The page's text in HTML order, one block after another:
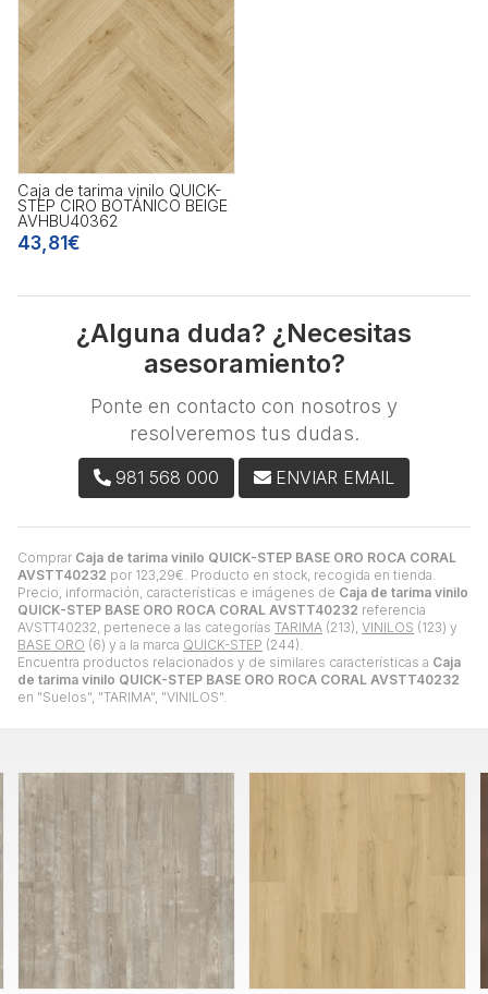
Comprar Caja de tarima vinilo QUICK-STEP BASE ORO ROCA CORAL
AVSTT40232 por 123,29€ . Producto en stock, recogida en tienda.
Precio, información, características e imágenes de Caja de tarima vinilo
QUICK-STEP BASE ORO ROCA CORAL AVSTT40232 referencia
AVSTT40232, pertenece a las categorías TARIMA (213), VINILOS (123) y
BASE ORO (6) y a la marca QUICK-STEP (244).
Encuentra productos relacionados y de similares características a Caja
de tarima vinilo QUICK-STEP BASE ORO ROCA CORAL AVSTT40232
en "Suelos", "TARIMA", "VINILOS".
Caja de tarima vinilo QUICK-
STEP CIRO BOTÁNICO BEIGE
AVHBU40362
43,81€
¿Alguna duda? ¿Necesitas
asesoramiento?
Ponte en contacto con nosotros y
resolveremos tus dudas.
981 568 000 ENVIAR EMAIL